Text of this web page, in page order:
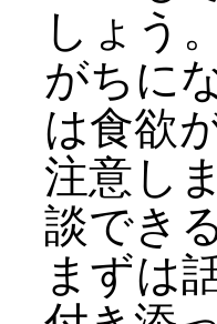
しょう
がちに
は食欲
注意し
談でき
まずは